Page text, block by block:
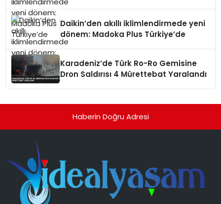
Daikin’den akıllı iklimlendirmede yeni
dönem: Madoka Plus Türkiye’de
Karadeniz’de Türk Ro-Ro Gemisine
Dron Saldırısı 4 Mürettebat Yaralandı
Haberin Doğru Adresi